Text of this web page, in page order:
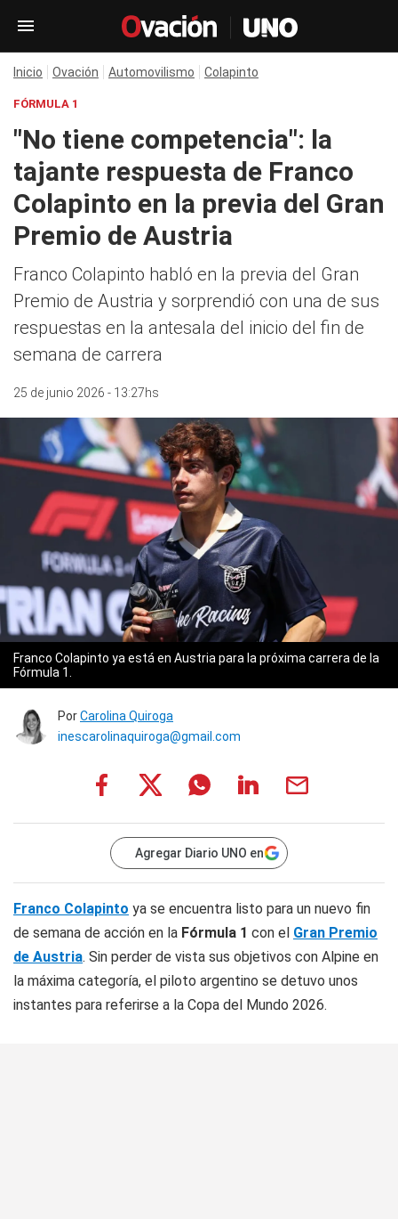
Inicio Ovación Automovilismo Colapinto
FÓRMULA 1
"No tiene competencia": la
tajante respuesta de Franco
Colapinto en la previa del Gran
Premio de Austria
Franco Colapinto habló en la previa del Gran
Premio de Austria y sorprendió con una de sus
respuestas en la antesala del inicio del fin de
semana de carrera
25 de junio 2026 - 13:27hs
Franco Colapinto ya está en Austria para la próxima carrera de la
Fórmula 1.
PorCarolina Quiroga
inescarolinaquiroga@gmail.com
Agregar Diario UNO en
Franco Colapinto ya se encuentra listo para un nuevo fin
de semana de acción en la Fórmula 1 con el Gran Premio
de Austria. Sin perder de vista sus objetivos con Alpine en
la máxima categoría, el piloto argentino se detuvo unos
instantes para referirse a la Copa del Mundo 2026.